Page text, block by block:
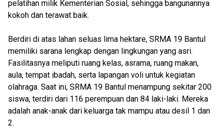
pelatihan milik Kementerian Sosial, sehingga bangunannya
kokoh dan terawat baik.
Berdiri di atas lahan seluas lima hektare, SRMA 19 Bantul
memiliki sarana lengkap dengan lingkungan yang asri.
Fasilitasnya meliputi ruang kelas, asrama, ruang makan,
aula, tempat ibadah, serta lapangan voli untuk kegiatan
olahraga. Saat ini, SRMA 19 Bantul menampung sekitar 200
siswa, terdiri dari 116 perempuan dan 84 laki-laki. Mereka
adalah anak-anak dari keluarga tak mampu atau desil 1 dan
2.